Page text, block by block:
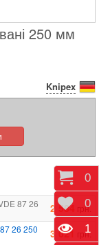
250 мм
Knipex
87 26
2 584
грн.
26 250
3 021 грн.
0
0
1